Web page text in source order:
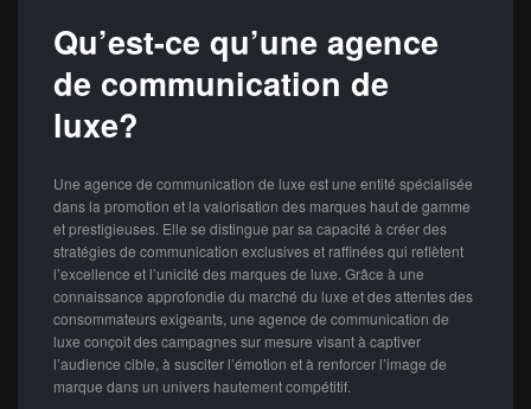
Qu’est-ce qu’une agence
de communication de
luxe?
Une agence de communication de luxe est une entité spécialisée
dans la promotion et la valorisation des marques haut de gamme
et prestigieuses. Elle se distingue par sa capacité à créer des
stratégies de communication exclusives et raffinées qui reflètent
l’excellence et l’unicité des marques de luxe. Grâce à une
connaissance approfondie du marché du luxe et des attentes des
consommateurs exigeants, une agence de communication de
luxe conçoit des campagnes sur mesure visant à captiver
l’audience cible, à susciter l’émotion et à renforcer l’image de
marque dans un univers hautement compétitif.